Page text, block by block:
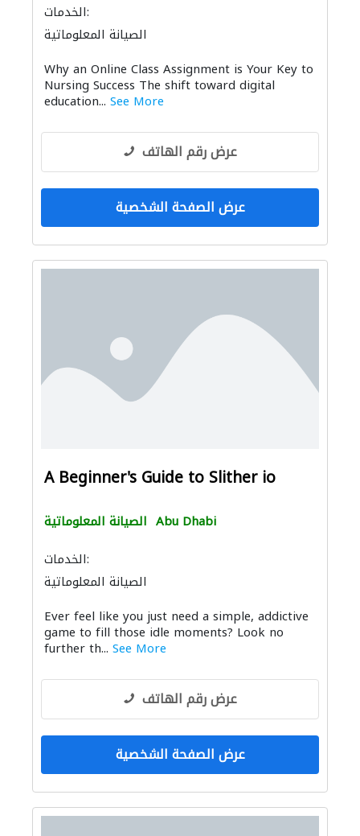
الخدمات:
الصيانة المعلوماتية
Why an Online Class Assignment is Your Key to
Nursing Success The shift toward digital
education... See More
عرض رقم الهاتف
عرض الصفحة الشخصية
A Beginner's Guide to Slither io
الصيانة المعلوماتية Abu Dhabi
الخدمات:
الصيانة المعلوماتية
Ever feel like you just need a simple, addictive
game to fill those idle moments? Look no
further th... See More
عرض رقم الهاتف
عرض الصفحة الشخصية